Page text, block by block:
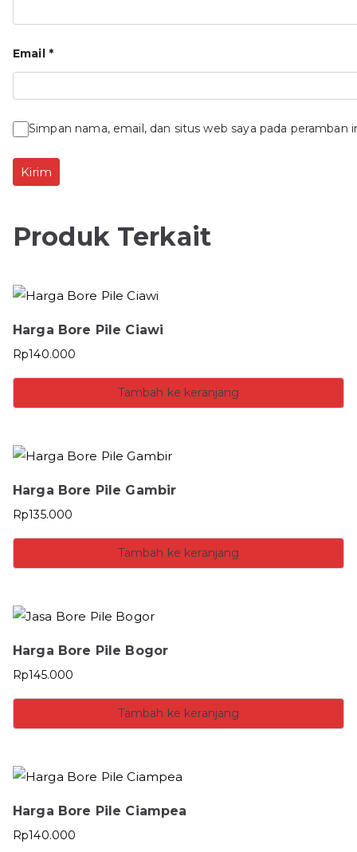
Email *
Simpan nama, email, dan situs web saya pada
Produk Terkait
Harga Bore Pile Ciawi
Rp140.000
Tambah ke keranjang
Harga Bore Pile Gambir
Rp135.000
Tambah ke keranjang
Harga Bore Pile Bogor
Rp145.000
Tambah ke keranjang
Harga Bore Pile Ciampea
Rp140.000